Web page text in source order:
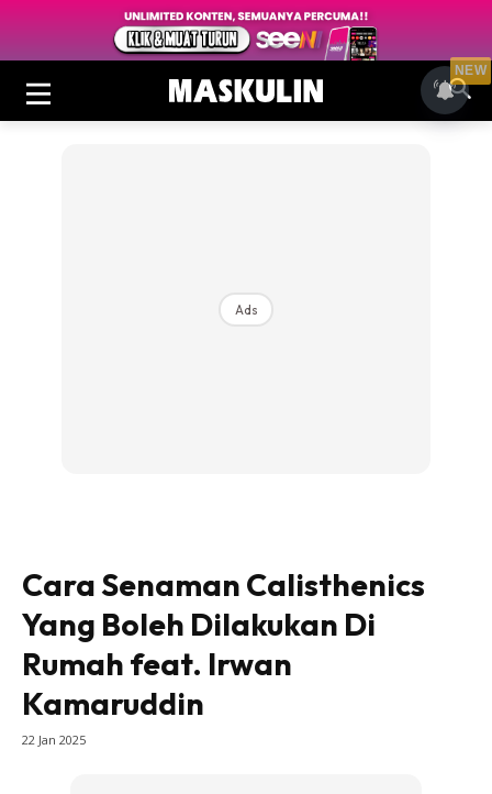
Ads
Cara Senaman Calisthenics
Yang Boleh Dilakukan Di
Rumah feat. Irwan
Kamaruddin
22 Jan 2025
NEW